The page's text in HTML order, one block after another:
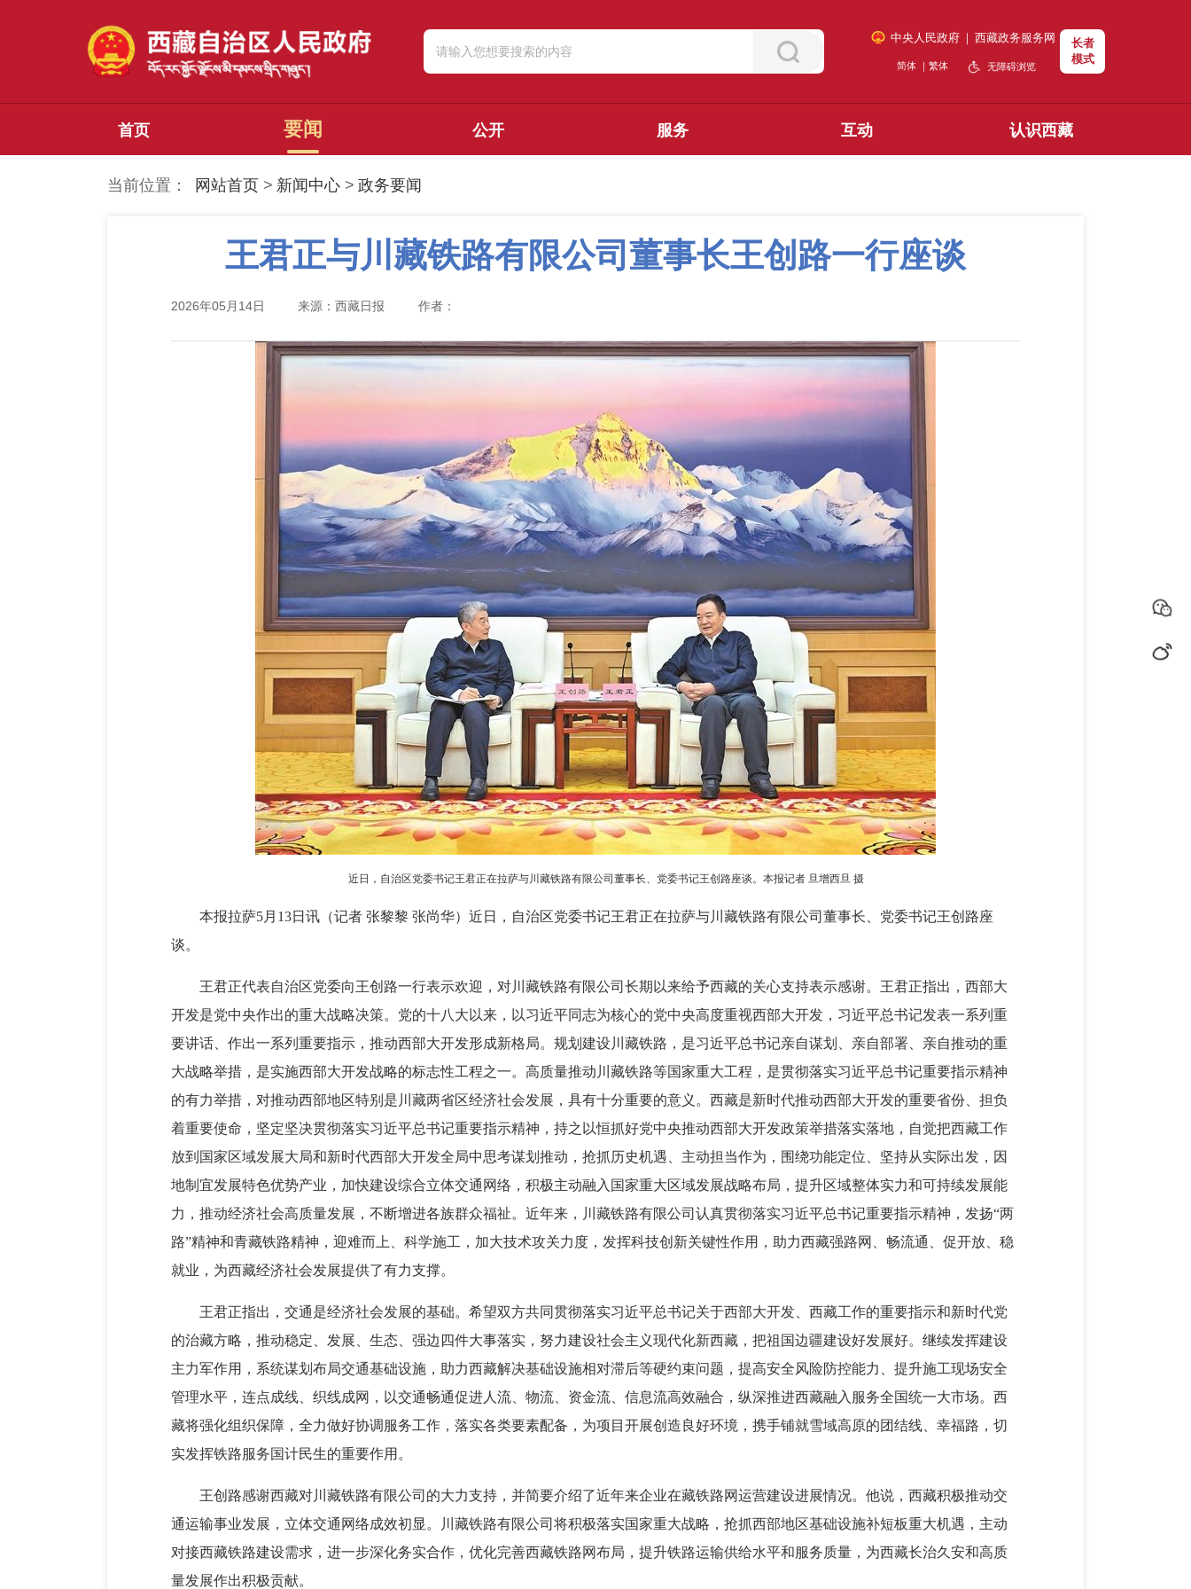
中央人民政府 ｜ 西藏政务服务网
简体｜ 繁体 无障碍浏览
长者
模式
首页 要闻 公开 服务 互动 认识西藏
当前位置： 网站首页 > 新闻中心 > 政务要闻
王君正与川藏铁路有限公司董事长王创路一行座谈
2026年05月14日 来源：西藏日报 作者：
近日，自治区党委书记王君正在拉萨与川藏铁路有限公司董事长、党委书记王创路座谈。本报记者 旦增西旦 摄
本报拉萨5月13日讯（记者 张黎黎 张尚华）近日，自治区党委书记王君正在拉萨与川藏铁路有限公司董事长、党委书记王创路座
谈。
王君正代表自治区党委向王创路一行表示欢迎，对川藏铁路有限公司长期以来给予西藏的关心支持表示感谢。王君正指出，西部大
开发是党中央作出的重大战略决策。党的十八大以来，以习近平同志为核心的党中央高度重视西部大开发，习近平总书记发表一系列重
要讲话、作出一系列重要指示，推动西部大开发形成新格局。规划建设川藏铁路，是习近平总书记亲自谋划、亲自部署、亲自推动的重
大战略举措，是实施西部大开发战略的标志性工程之一。高质量推动川藏铁路等国家重大工程，是贯彻落实习近平总书记重要指示精神
的有力举措，对推动西部地区特别是川藏两省区经济社会发展，具有十分重要的意义。西藏是新时代推动西部大开发的重要省份、担负
着重要使命，坚定坚决贯彻落实习近平总书记重要指示精神，持之以恒抓好党中央推动西部大开发政策举措落实落地，自觉把西藏工作
放到国家区域发展大局和新时代西部大开发全局中思考谋划推动，抢抓历史机遇、主动担当作为，围绕功能定位、坚持从实际出发，因
地制宜发展特色优势产业，加快建设综合立体交通网络，积极主动融入国家重大区域发展战略布局，提升区域整体实力和可持续发展能
力，推动经济社会高质量发展，不断增进各族群众福祉。近年来，川藏铁路有限公司认真贯彻落实习近平总书记重要指示精神，发扬“两
路”精神和青藏铁路精神，迎难而上、科学施工，加大技术攻关力度，发挥科技创新关键性作用，助力西藏强路网、畅流通、促开放、稳
就业，为西藏经济社会发展提供了有力支撑。
王君正指出，交通是经济社会发展的基础。希望双方共同贯彻落实习近平总书记关于西部大开发、西藏工作的重要指示和新时代党
的治藏方略，推动稳定、发展、生态、强边四件大事落实，努力建设社会主义现代化新西藏，把祖国边疆建设好发展好。继续发挥建设
主力军作用，系统谋划布局交通基础设施，助力西藏解决基础设施相对滞后等硬约束问题，提高安全风险防控能力、提升施工现场安全
管理水平，连点成线、织线成网，以交通畅通促进人流、物流、资金流、信息流高效融合，纵深推进西藏融入服务全国统一大市场。西
藏将强化组织保障，全力做好协调服务工作，落实各类要素配备，为项目开展创造良好环境，携手铺就雪域高原的团结线、幸福路，切
实发挥铁路服务国计民生的重要作用。
王创路感谢西藏对川藏铁路有限公司的大力支持，并简要介绍了近年来企业在藏铁路网运营建设进展情况。他说，西藏积极推动交
通运输事业发展，立体交通网络成效初显。川藏铁路有限公司将积极落实国家重大战略，抢抓西部地区基础设施补短板重大机遇，主动
对接西藏铁路建设需求，进一步深化务实合作，优化完善西藏铁路网布局，提升铁路运输供给水平和服务质量，为西藏长治久安和高质
量发展作出积极贡献。